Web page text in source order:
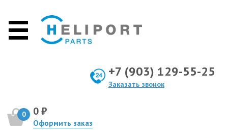
+7 (903) 129-55-25
Заказать звонок
0 0 ₽
Оформить заказ